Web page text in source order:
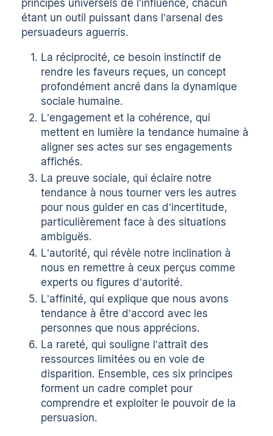
principes universels de l’influence, chacun
étant un outil puissant dans l’arsenal des
persuadeurs aguerris.
La réciprocité, ce besoin instinctif de
rendre les faveurs reçues, un concept
profondément ancré dans la dynamique
sociale humaine.
L’engagement et la cohérence, qui
mettent en lumière la tendance humaine à
aligner ses actes sur ses engagements
affichés.
La preuve sociale, qui éclaire notre
tendance à nous tourner vers les autres
pour nous guider en cas d’incertitude,
particulièrement face à des situations
ambiguës.
L’autorité, qui révèle notre inclination à
nous en remettre à ceux perçus comme
experts ou figures d’autorité.
L’affinité, qui explique que nous avons
tendance à être d’accord avec les
personnes que nous apprécions.
La rareté, qui souligne l’attrait des
ressources limitées ou en voie de
disparition. Ensemble, ces six principes
forment un cadre complet pour
comprendre et exploiter le pouvoir de la
persuasion.